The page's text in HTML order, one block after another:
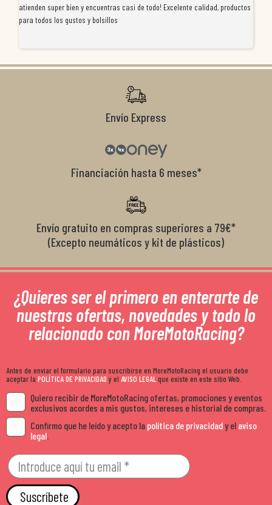
atienden super bien y encuentras casi de todo! Excelente calidad, productos
para todos los gustos y bolsillos
Envío Express
Financiación hasta 6 meses*
Envío gratuito en compras superiores a 79€*
(Excepto neumáticos y kit de plásticos)
¿Quieres ser el primero en enterarte de
nuestras ofertas, novedades y todo lo
relacionado con MoreMotoRacing?
Antes de enviar el formulario para suscribirse en MoreMotoRacing el usuario debe
aceptar la POLÍTICA DE PRIVACIDADy el AVISO LEGALque existe en este sitio Web.
Quiero recibir de MoreMotoRacing ofertas, promociones y eventos
exclusivos acordes a mis gustos, intereses e historial de compras.
Confirmo que he leído y acepto la política de privacidady el aviso
legal
Suscríbete